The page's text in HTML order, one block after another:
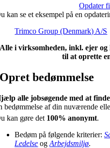
Opdater
kan se et eksempel på en
Trimco Group (Denmark) A/S
i virksomheden, inkl. ejer og
til at oprette
Opret bedømmelse
alle jobsøgende med at
bedømmelse af din nuværende
kan gøre det 100% anonymt.
Bedøm på følgende kriterier:
Ledelse ogArbejdsmiljø.